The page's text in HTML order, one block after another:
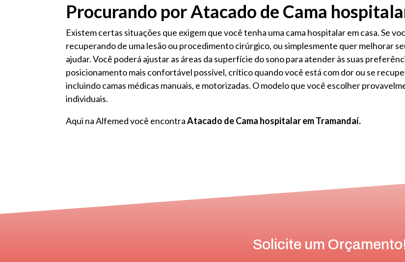
Procurando por Atacado de Cama
Existem certas situações que exigem que você tenha uma cama hospitalar em casa. Se
recuperando de uma lesão ou procedimento cirúrgico, ou simplesmente quer melhorar
ajudar. Você poderá ajustar as áreas da superfície do sono para atender às suas
posicionamento mais confortável possível, crítico quando você está com dor ou se
incluindo camas médicas manuais, e motorizadas. O modelo que você escolher
individuais.
Aqui na Alfemed você encontraAtacado de Cama hospitalar em Tramandaí.
Solicite um